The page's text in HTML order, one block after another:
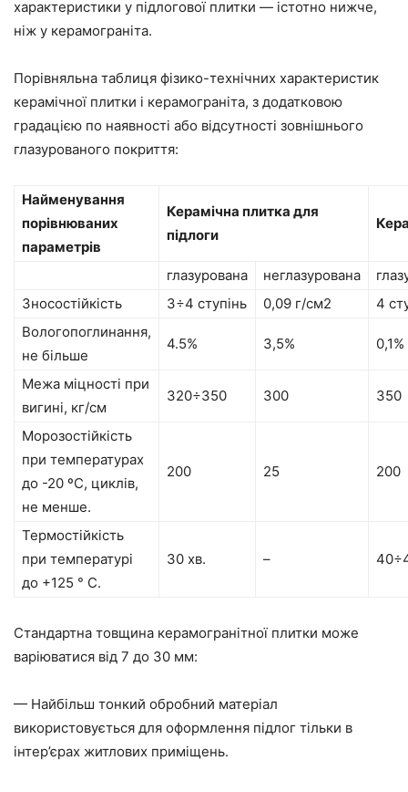
характеристики у підлогової плитки — істотно нижче,
ніж у керамограніта.
Порівняльна таблиця фізико-технічних характеристик
керамічної плитки і керамограніта, з додатковою
градацією по наявності або відсутності зовнішнього
глазурованого покриття:
Найменування
порівнюваних
параметрів
Керамічна плитка для
підлоги
глазурована неглазурована
Зносостійкість
3÷4 ступінь 0,09 г/см2
4
Вологопоглинання,
не більше
4.5% 3,5% 0,1%
Межа міцності при
вигині, кг/см
320÷350 300 350
Морозостійкість
при температурах
до -20 ºС, циклів,
не менше.
200 25 200
Термостійкість
при температурі
до +125 ° С.
30 хв. –
Стандартна товщина керамогранітної плитки може
варіюватися від 7 до 30 мм:
— Найбільш тонкий обробний матеріал
використовується для оформлення підлог тільки в
інтер’єрах житлових приміщень.